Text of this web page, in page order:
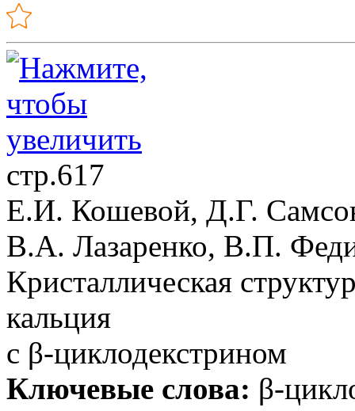
стр.617
Е.И. Кошевой, Д.Г.
В.А. Лазаренко, В.П.
Кристаллическая
кальция
с β-циклодекстрином
Ключевые слова: β-